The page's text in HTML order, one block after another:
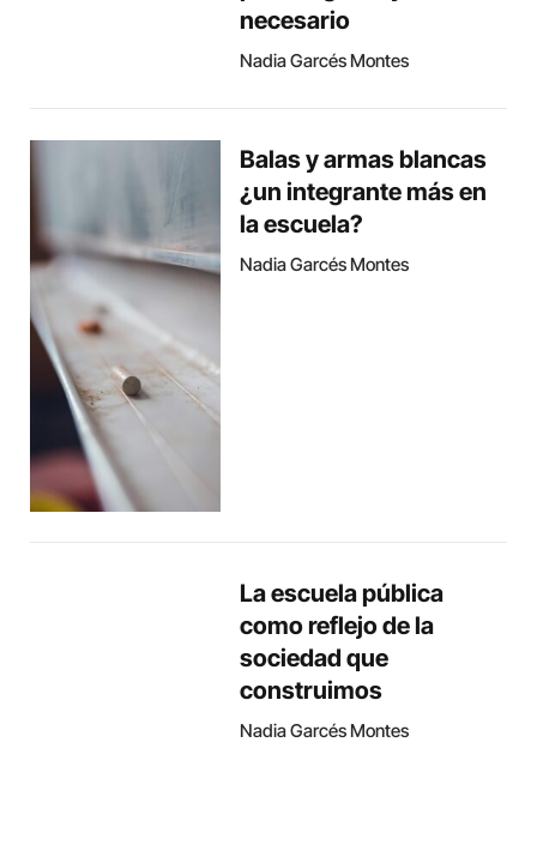
necesario
Nadia Garcés Montes
Balas y armas blancas
¿un integrante más en
la escuela?
Nadia Garcés Montes
La escuela pública
como reflejo de la
sociedad que
construimos
Nadia Garcés Montes